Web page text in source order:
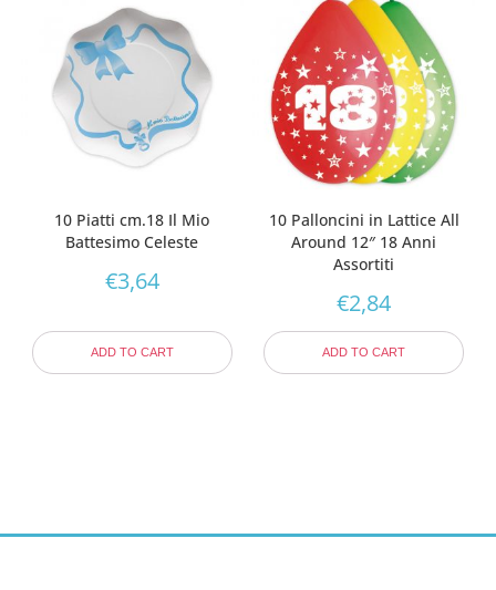
10 Piatti cm.18 Il Mio
Battesimo Celeste
€3,64
ADD TO CART
10 Palloncini in Lattice All
Around 12″ 18 Anni
Assortiti
€2,84
ADD TO CART